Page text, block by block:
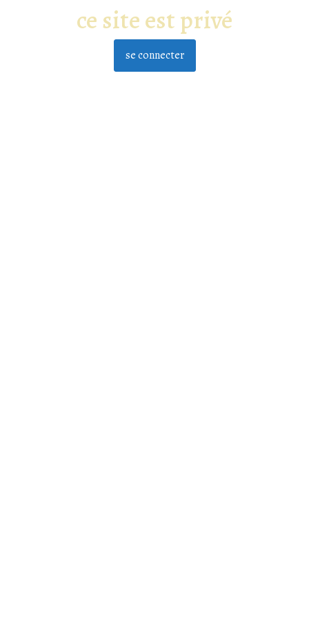
ce site est privé
se connecter